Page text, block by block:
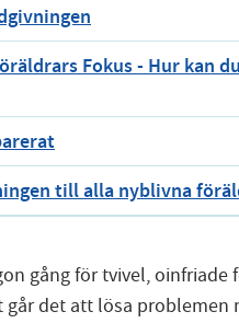
Fokus - Hur kan
till alla nyblivna
gång för tvivel, oinfriade
det att lösa problemen